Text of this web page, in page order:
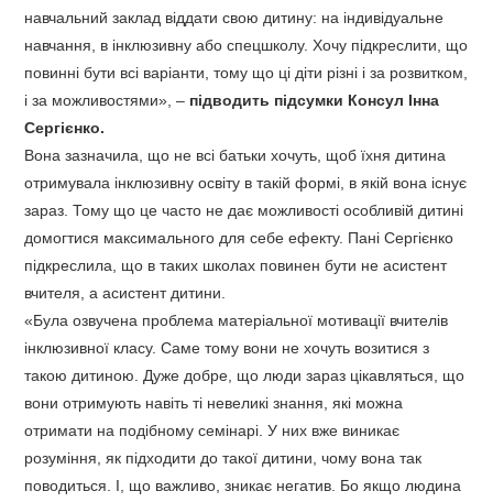
навчальний заклад віддати свою дитину: на індивідуальне
навчання, в інклюзивну або спецшколу. Хочу підкреслити, що
повинні бути всі варіанти, тому що ці діти різні і за розвитком,
і за можливостями», – підводить підсумки Консул Інна
Сергієнко.
Вона зазначила, що не всі батьки хочуть, щоб їхня дитина
отримувала інклюзивну освіту в такій формі, в якій вона існує
зараз. Тому що це часто не дає можливості особливій дитині
домогтися максимального для себе ефекту. Пані Сергієнко
підкреслила, що в таких школах повинен бути не асистент
вчителя, а асистент дитини.
«Була озвучена проблема матеріальної мотивації вчителів
інклюзивної класу. Саме тому вони не хочуть возитися з
такою дитиною. Дуже добре, що люди зараз цікавляться, що
вони отримують навіть ті невеликі знання, які можна
отримати на подібному семінарі. У них вже виникає
розуміння, як підходити до такої дитини, чому вона так
поводиться. І, що важливо, зникає негатив. Бо якщо людина